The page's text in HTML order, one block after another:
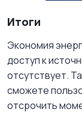
Итоги
Экономия
доступ к
отсутствует.
сможете
отсрочить